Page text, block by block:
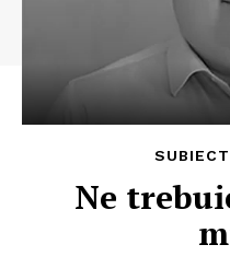
Ne